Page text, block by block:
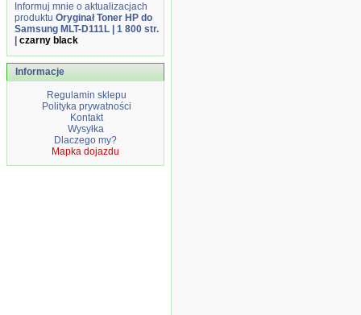
Informuj mnie o aktualizacjach
produktu Oryginał Toner HP do
Samsung MLT-D111L | 1 800 str.
czarny black
Informacje
Regulamin sklepu
Polityka prywatności
Kontakt
Wysyłka
Dlaczego my?
Mapka dojazdu